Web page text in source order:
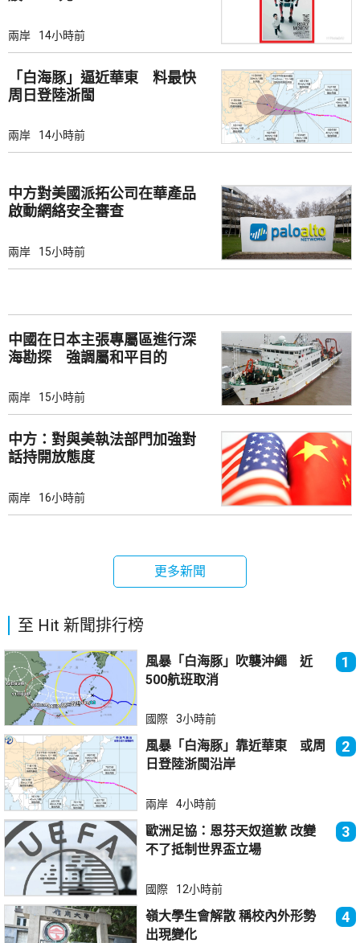
兩岸 14小時前
「白海豚」逼近華東 料最快
周日登陸浙閩
兩岸 14小時前
中方對美國派拓公司在華產品
啟動網絡安全審查
兩岸 15小時前
中國在日本主張專屬區進行深
海勘探 強調屬和平目的
兩岸 15小時前
中方：對與美執法部門加強對
話持開放態度
兩岸 16小時前
更多新聞
至 Hit 新聞排行榜
風暴「白海豚」吹襲沖繩 近
500航班取消
1
國際 3小時前
風暴「白海豚」靠近華東 或周
日登陸浙閩沿岸
2
兩岸 4小時前
歐洲足協：恩芬天奴道歉 改變
不了抵制世界盃立場
3
國際 12小時前
嶺大學生會解散 稱校內外形勢
出現變化
4